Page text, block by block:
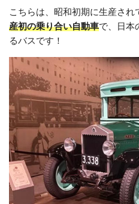
こちらは、昭和初期に生産され
産初の乗り合い自動車で、日本
るバスです！